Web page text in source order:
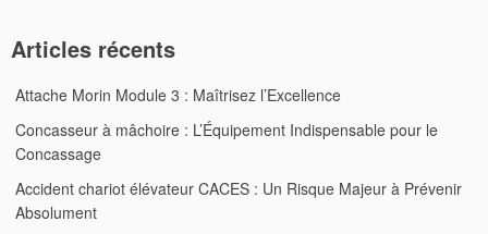
Articles récents
Attache Morin Module 3 : Maîtrisez l’Excellence
Concasseur à mâchoire : L’Équipement Indispensable pour le
Concassage
Accident chariot élévateur CACES : Un Risque Majeur à Prévenir
Absolument